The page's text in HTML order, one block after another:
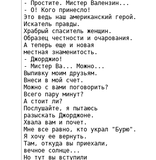
- Простите. Мистер Валензин...
- О! Кого принесло!
Это ведь наш американский герой.
Искатель правды.
Храбрый спаситель женщин.
Образец честности и очарования.
А теперь еще и новая
местная знаменитость.
- Джорджио!
- Мистер Ва... Можно...
Выпивку моим друзьям.
Внеси в мой счет.
Можно с вами поговорить?
Всего пару минут?
А стоит ли?
Послушайте, я пытаюсь
разыскать Джорджоне.
Хвала вам и почет.
Мне все равно, кто украл "Бурю".
Я хочу ее вернуть.
Там, откуда вы приехали,
вечное солнце...
Но тут вы вступили